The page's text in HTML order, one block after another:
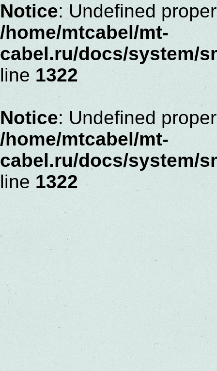
Notice: Undefined
/home/mtcabel/mt-
cabel.ru/docs/system/
line 1322
Notice: Undefined
/home/mtcabel/mt-
cabel.ru/docs/system/
line 1322